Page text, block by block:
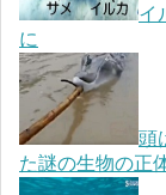
イ
に
頭
た謎の生物の正